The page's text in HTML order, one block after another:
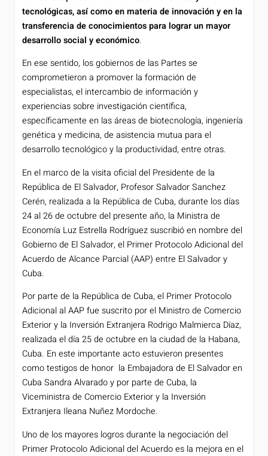
tecnológicas, así como en materia de innovación y en la
transferencia de conocimientos para lograr un mayor
desarrollo social y económico.
En ese sentido, los gobiernos de las Partes se
comprometieron a promover la formación de
especialistas, el intercambio de información y
experiencias sobre investigación científica,
específicamente en las áreas de biotecnología, ingeniería
genética y medicina, de asistencia mutua para el
desarrollo tecnológico y la productividad, entre otras.
En el marco de la visita oficial del Presidente de la
República de El Salvador, Profesor Salvador Sanchez
Cerén, realizada a la República de Cuba, durante los días
24 al 26 de octubre del presente año, la Ministra de
Economía Luz Estrella Rodríguez suscribió en nombre del
Gobierno de El Salvador, el Primer Protocolo Adicional del
Acuerdo de Alcance Parcial (AAP) entre El Salvador y
Cuba.
Por parte de la República de Cuba, el Primer Protocolo
Adicional al AAP fue suscrito por el Ministro de Comercio
Exterior y la Inversión Extranjera Rodrigo Malmierca Díaz,
realizada el día 25 de octubre en la ciudad de la Habana,
Cuba. En este importante acto estuvieron presentes
como testigos de honor la Embajadora de El Salvador en
Cuba Sandra Alvarado y por parte de Cuba, la
Viceministra de Comercio Exterior y la Inversión
Extranjera Ileana Nuñez Mordoche.
Uno de los mayores logros durante la negociación del
Primer Protocolo Adicional del Acuerdo es la mejora en el